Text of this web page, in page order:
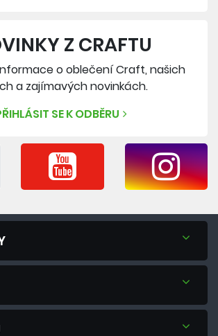
Z CRAFTU
o oblečení Craft, našich
a zajímavých novinkách.
SE K ODBĚRU